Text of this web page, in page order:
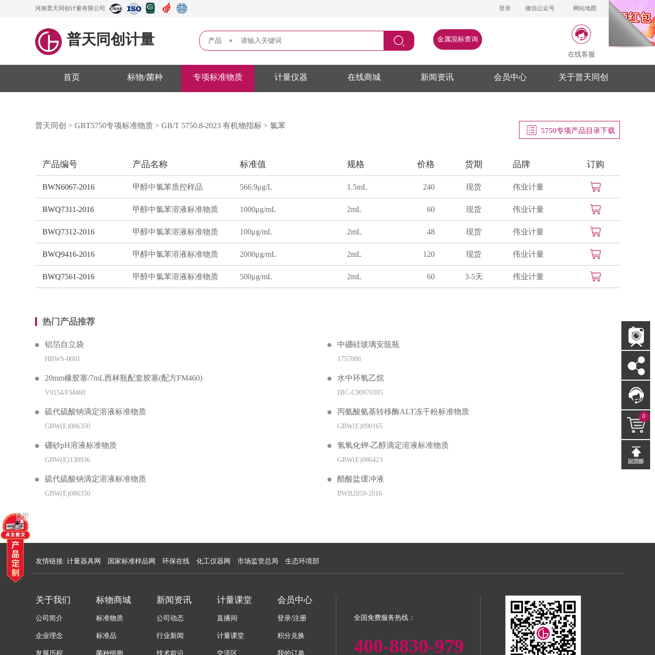
河南普天同创计量有限公司 登录 微信公众号 网站地图
普天同创计量 产品 金属混标查询
在线客服
首页 标物/菌种 专项标准物质 计量仪器 在线商城 新闻资讯 会员中心 关于普天同创
普天同创 > GBT5750专项标准物质 > GB/T 5750.8-2023 有机物指标 > 氯苯
5750专项产品目录下载
产品编号 产品名称 标准值 规格 价格 货期 品牌 订购
BWN6067-2016 甲醇中氯苯质控样品 566.9μg/L 1.5mL 240 现货 伟业计量
BWQ7311-2016 甲醇中氯苯溶液标准物质 1000μg/mL 2mL 60 现货 伟业计量
BWQ7312-2016 甲醇中氯苯溶液标准物质 100μg/mL 2mL 48 现货 伟业计量
BWQ9416-2016 甲醇中氯苯溶液标准物质 2000μg/mL 2mL 120 现货 伟业计量
BWQ7561-2016 甲醇中氯苯溶液标准物质 500μg/mL 2mL 60 3-5天 伟业计量
热门产品推荐
铝箔自立袋
HBWS-0001
20mm橡胶塞/7mL西林瓶配套胶塞(配方FM460)
V9154/FM460
硫代硫酸钠滴定溶液标准物质
GBW(E)086350
硼砂pH溶液标准物质
GBW(E)130936
硫代硫酸钠滴定溶液标准物质
GBW(E)086350
中硼硅玻璃安瓿瓶
1757886
水中环氧乙烷
HIC-C90970305
丙氨酸氨基转移酶ALT冻干粉标准物质
GBW(E)090165
氢氧化钾-乙醇滴定溶液标准物质
GBW(E)086423
醋酸盐缓冲液
BWB2059-2016
友情链接: 计量器具网 国家标准样品网 环保在线 化工仪器网 市场监管总局 生态环境部
关于我们
公司简介
企业理念
发展历程
标物商城
标准物质
标准品
菌种细胞
新闻资讯
公司动态
行业新闻
技术前沿
计量课堂
直播间
计量课堂
交流区
会员中心
登录/注册
积分兑换
我的订单
全国免费服务热线：
400-8830-979
关闭
0